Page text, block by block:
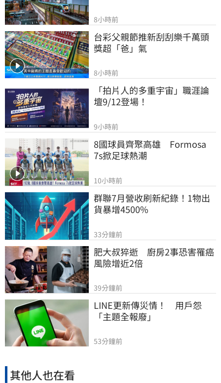
8小時前
台彩父親節推新刮刮樂千萬頭
獎超「爸」氣
8小時前
「拍片人的多重宇宙」職涯論
壇9/12登場！
9小時前
8國球員齊聚高雄　Formosa
7s掀足球熱潮
10小時前
群聯7月營收刷新紀錄！1物出
貨暴增4500%
33分鐘前
肥大叔猝逝　廚房2事恐害罹癌
風險增近2倍
39分鐘前
LINE更新傳災情！　用戶怨
「主題全報廢」
53分鐘前
其他人也在看